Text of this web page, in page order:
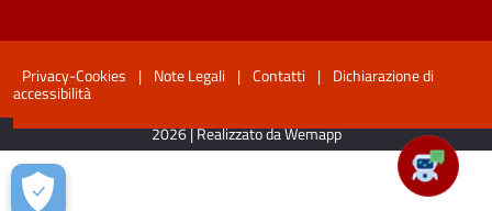
Privacy-Cookies | Note Legali | Contatti | Dichiarazione di
accessibilità
2026 | Realizzato da Wemapp